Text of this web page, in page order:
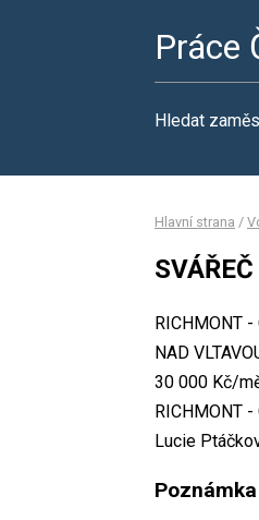
Práce
Hledat
Hlavní strana /
RICHMONT
NAD
30 000 Kč/
RICHMONT
Lucie